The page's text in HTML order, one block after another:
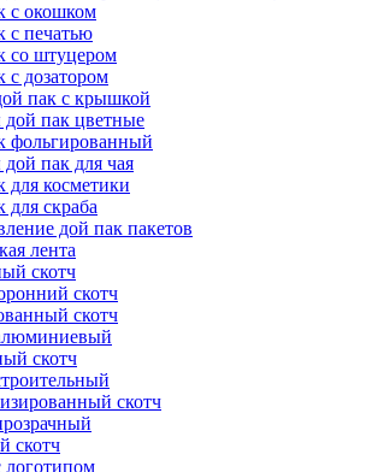
с окошком
с печатью
со штуцером
с дозатором
пак с крышкой
пак цветные
фольгированный
пак для чая
для косметики
для скраба
дой пак пакетов
лента
скотч
скотч
скотч
скотч
скотч
скотч
логотипом